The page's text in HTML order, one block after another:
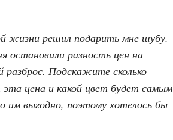
жизни решил подарить мне шубу.
остановили разность цен на
разброс. Подскажите сколько
цена и какой цвет будет самым
им выгодно, поэтому хотелось бы